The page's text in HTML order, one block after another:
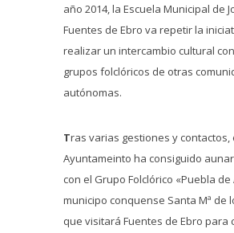
año 2014, la Escuela Municipal de
Fuentes de Ebro va repetir la
realizar un intercambio cultural
grupos folclóricos de otras
autónomas.
Tras varias gestiones y contactos,
Ayuntameinto ha consiguido
con el Grupo Folclórico «Puebla de
municipo conquense Santa Mª de
que visitará Fuentes de Ebro para